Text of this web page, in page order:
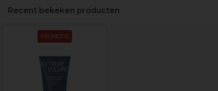
Recent bekeken producten
PROMOTIE